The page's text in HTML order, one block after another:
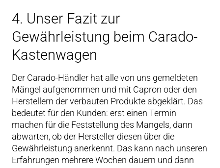
4. Unser Fazit zur
Gewährleistung beim Carado-
Kastenwagen
Der Carado-Händler hat alle von uns gemeldeten
Mängel aufgenommen und mit Capron oder den
Herstellern der verbauten Produkte abgeklärt. Das
bedeutet für den Kunden: erst einen Termin
machen für die Feststellung des Mangels, dann
abwarten, ob der Hersteller diesen über die
Gewährleistung anerkennt. Das kann nach unseren
Erfahrungen mehrere Wochen dauern und dann